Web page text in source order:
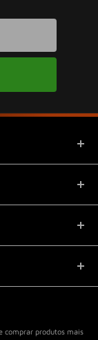
comprar produtos mais